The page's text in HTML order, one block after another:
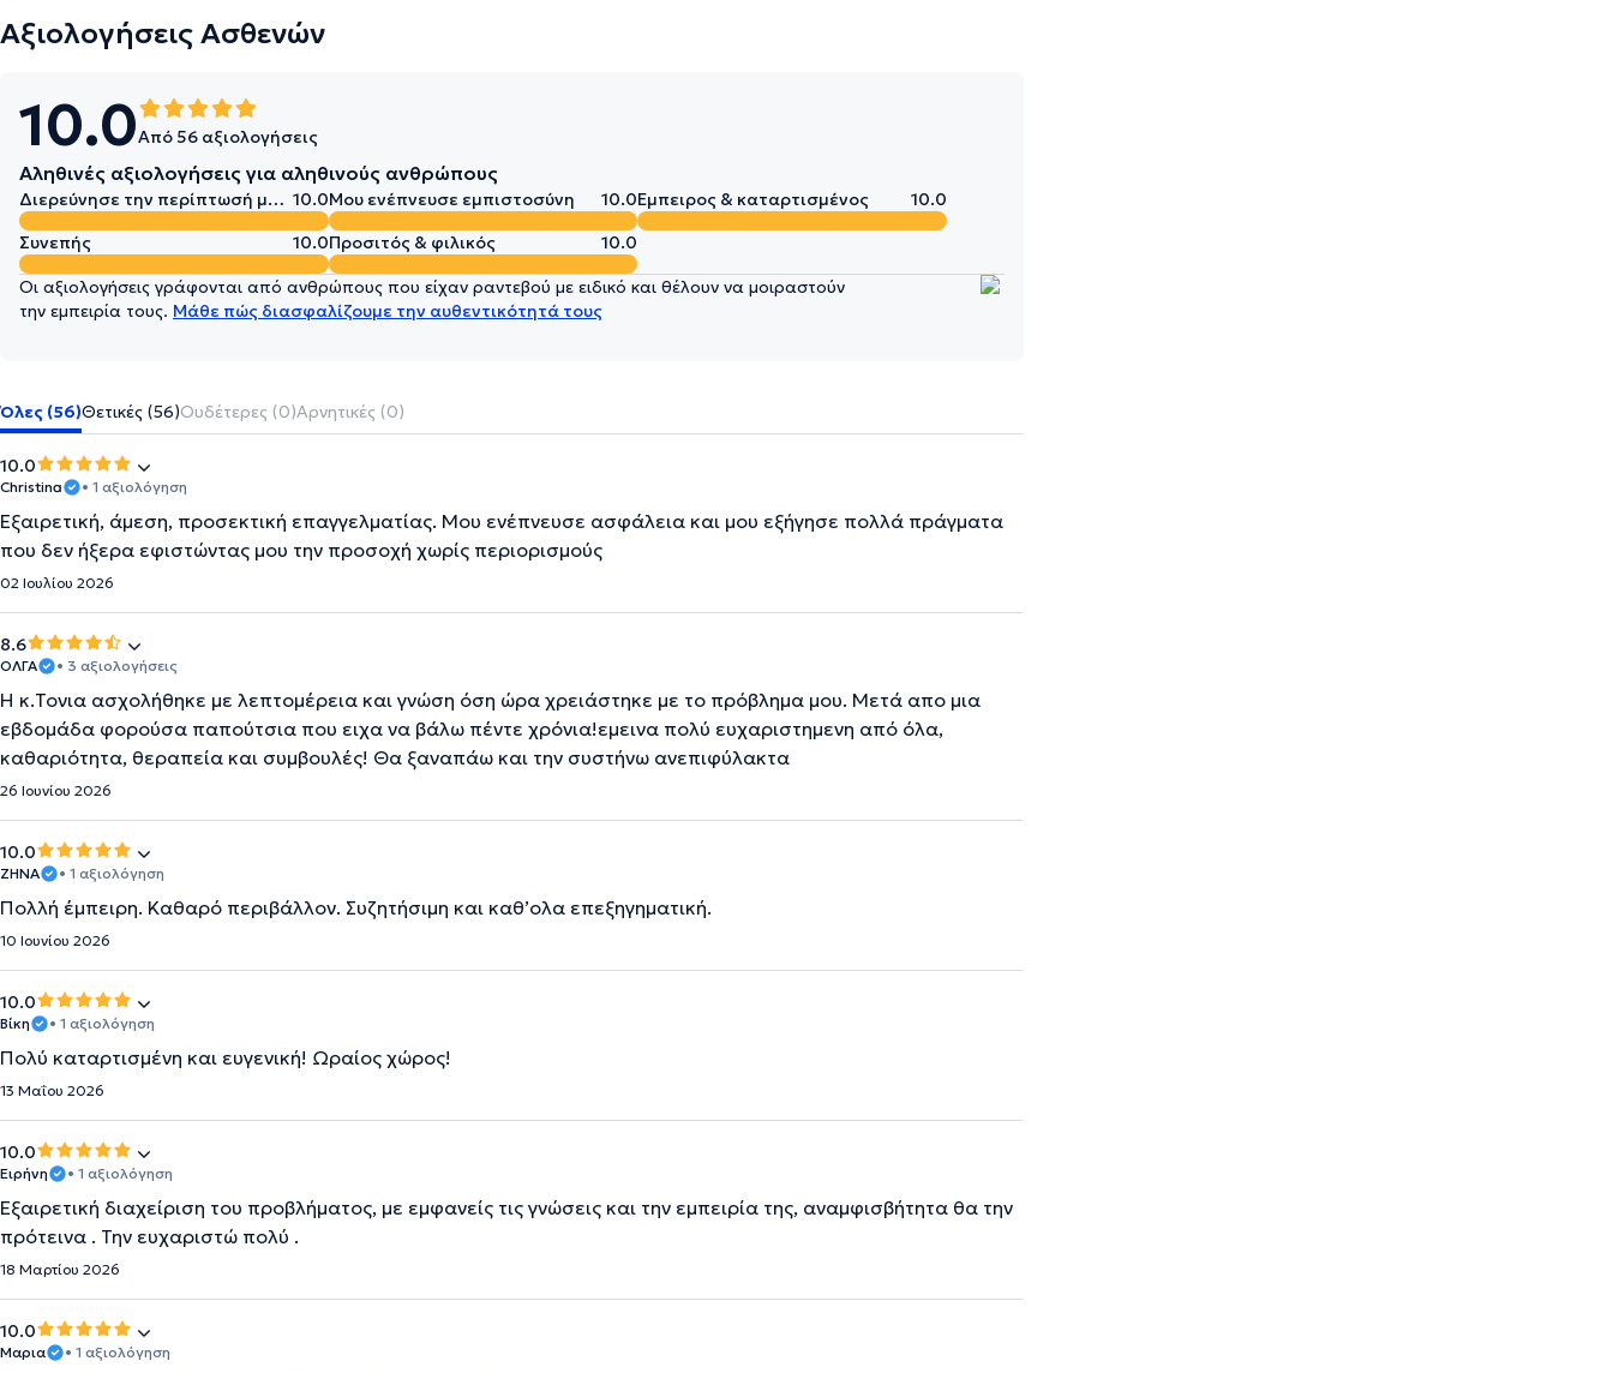
Αξιολογήσεις Ασθενών
10.0Από 56 αξιολογήσεις
Αληθινές αξιολογήσεις για αληθινούς ανθρώπους
Διερεύνησε την περίπτωσή μου σε βάθος 10.0Μου ενέπνευσε εμπιστοσύνη 10.0Έμπειρος & καταρτισμένος
10.0
Συνεπής
10.0Προσιτός & φιλικός 10.0
Οι αξιολογήσεις γράφονται από ανθρώπους που είχαν ραντεβού με ειδικό και θέλουν να μοιραστούν
την εμπειρία τους. Μάθε πώς διασφαλίζουμε την αυθεντικότητά τους
Όλες (56)Θετικές (56)Ουδέτερες (0)Αρνητικές (0)
10.0
Christina • 1 αξιολόγηση
Εξαιρετική, άμεση, προσεκτική επαγγελματίας. Μου ενέπνευσε ασφάλεια και μου εξήγησε πολλά πράγματα
που δεν ήξερα εφιστώντας μου την προσοχή χωρίς περιορισμούς
02 Ιουλίου 2026
8.6
ΟΛΓΑ • 3 αξιολογήσεις
Η κ.Τονια ασχολήθηκε με λεπτομέρεια και γνώση όση ώρα χρειάστηκε με το πρόβλημα μου. Μετά απο μια
εβδομάδα φορούσα παπούτσια που ειχα να βάλω πέντε χρόνια!εμεινα πολύ ευχαριστημενη από όλα,
καθαριότητα, θεραπεία και συμβουλές! Θα ξαναπάω και την συστήνω ανεπιφύλακτα
26 Ιουνίου 2026
10.0
ΖΗΝΑ • 1 αξιολόγηση
Πολλή έμπειρη. Καθαρό περιβάλλον. Συζητήσιμη και καθ’ολα επεξηγηματική.
10 Ιουνίου 2026
10.0
Βίκη • 1 αξιολόγηση
Πολύ καταρτισμένη και ευγενική! Ωραίος χώρος!
13 Μαΐου 2026
10.0
Ειρήνη • 1 αξιολόγηση
Εξαιρετική διαχείριση του προβλήματος, με εμφανείς τις γνώσεις και την εμπειρία της, αναμφισβήτητα θα την
πρότεινα . Την ευχαριστώ πολύ .
18 Μαρτίου 2026
10.0
Μαρια • 1 αξιολόγηση